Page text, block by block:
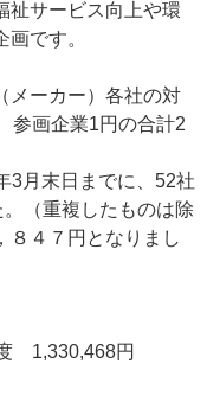
祉サービス向上や環
です。
メーカー）各社の対
参画企業1円の合計2
3月末日までに、52社
（重複したものは除
８４７円となりまし
1,330,468円